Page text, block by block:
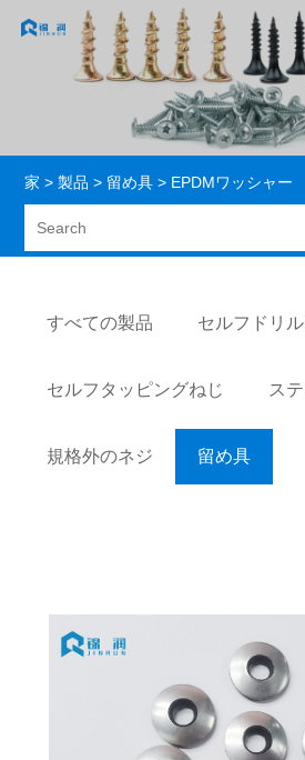
家 > 製品 > 留め具 > EPDMワッシャー
すべての製品 セルフドリ
セルフタッピングねじ ス
規格外のネジ 留め具